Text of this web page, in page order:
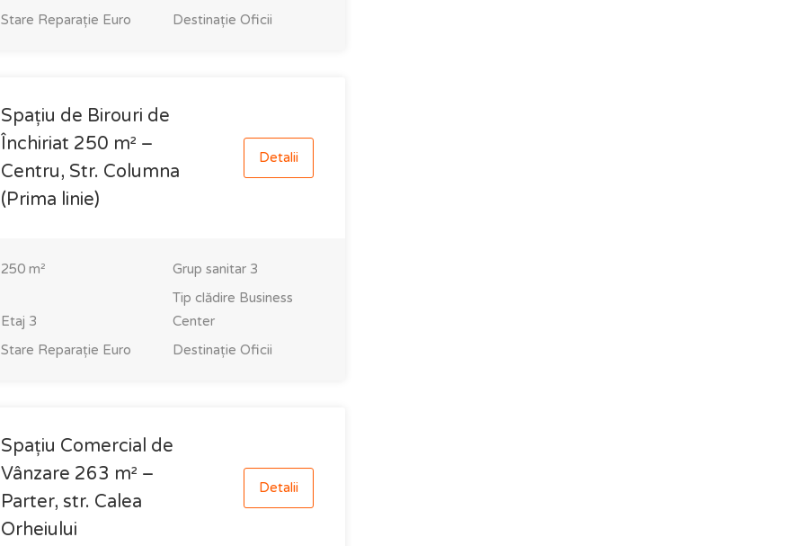
Stare Reparație Euro DestinațieOficii
Spațiu de Birouri de
Închiriat 250 m² –
Centru, Str. Columna
(Prima linie)
Detalii
250m² Grup sanitar 3
Etaj 3
Tip clădire Business
Center
Stare Reparație Euro DestinațieOficii
Spațiu Comercial de
Vânzare 263 m² –
Parter, str. Calea
Orheiului
Detalii